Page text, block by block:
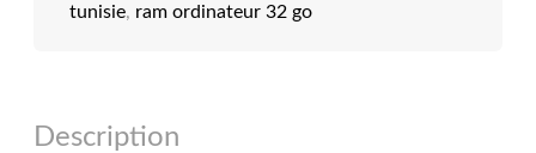
tunisie, ram ordinateur 32 go
Description